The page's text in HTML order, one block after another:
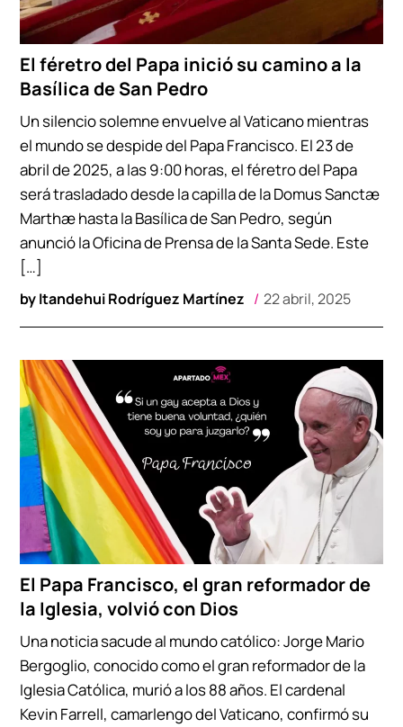
El féretro del Papa inició su camino a la
Basílica de San Pedro
byItandehui Rodríguez Martínez 22 abril, 2025
Un silencio solemne envuelve al Vaticano mientras
el mundo se despide del Papa Francisco. El 23 de
abril de 2025, a las 9:00 horas, el féretro del Papa
será trasladado desde la capilla de la Domus Sanctæ
Marthæ hasta la Basílica de San Pedro, según
anunció la Oficina de Prensa de la Santa Sede. Este
[…]
El Papa Francisco, el gran reformador de
la Iglesia, volvió con Dios
Una noticia sacude al mundo católico: Jorge Mario
Bergoglio, conocido como el gran reformador de la
Iglesia Católica, murió a los 88 años. El cardenal
Kevin Farrell, camarlengo del Vaticano, confirmó su